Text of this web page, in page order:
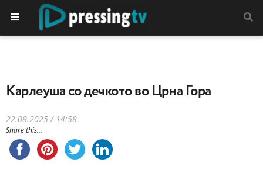
Карлеуша со дечкото во Црна Гора
22.08.2025 / 14:58
Share this...